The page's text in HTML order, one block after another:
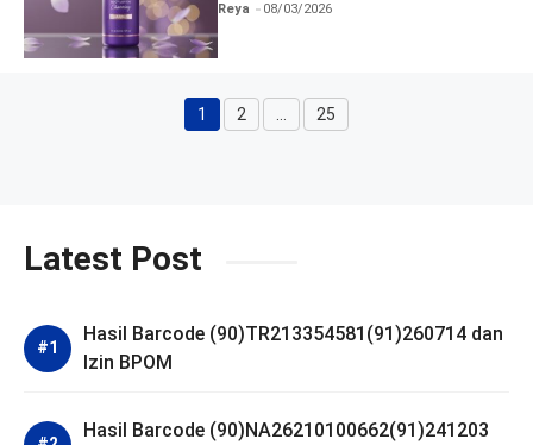
dan Izin BPOM
Reya 08/03/2026
Halaman
1 Halaman
2 Halaman
25
Latest Post
Hasil Barcode (90)TR213354581(91)260714 dan
Izin BPOM
Hasil Barcode (90)NA26210100662(91)241203